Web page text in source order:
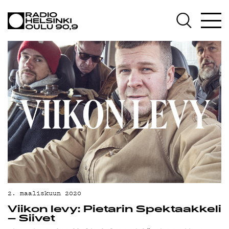
AJANKOHTAISTA
OHJELMAT
TEKIJÄT
ON-DEMAND
PODCAST
MAINOSTA
YHTEYSTIEDOT
G LIVELAB
YSTÄVÄKLUBI
TIETOSUOJA
2. maaliskuun 2020
Viikon levy: Pietarin Spektaakkeli
– Siivet